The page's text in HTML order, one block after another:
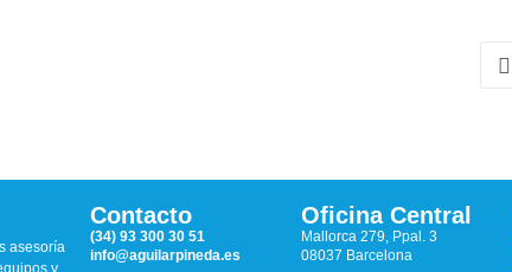
asesoría
Contacto
(34) 93 300 30 51
info@aguilarpineda.es
Oficina Central
Mallorca 279, Ppal. 3
08037 Barcelona